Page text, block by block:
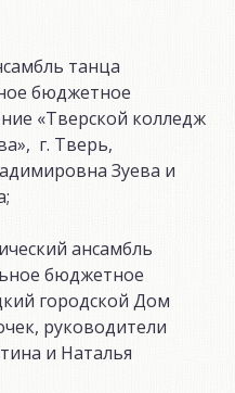
танца
бюджетное
«Тверской колледж
г. Тверь,
Зуева и
ансамбль
бюджетное
городской Дом
руководители
и Наталья